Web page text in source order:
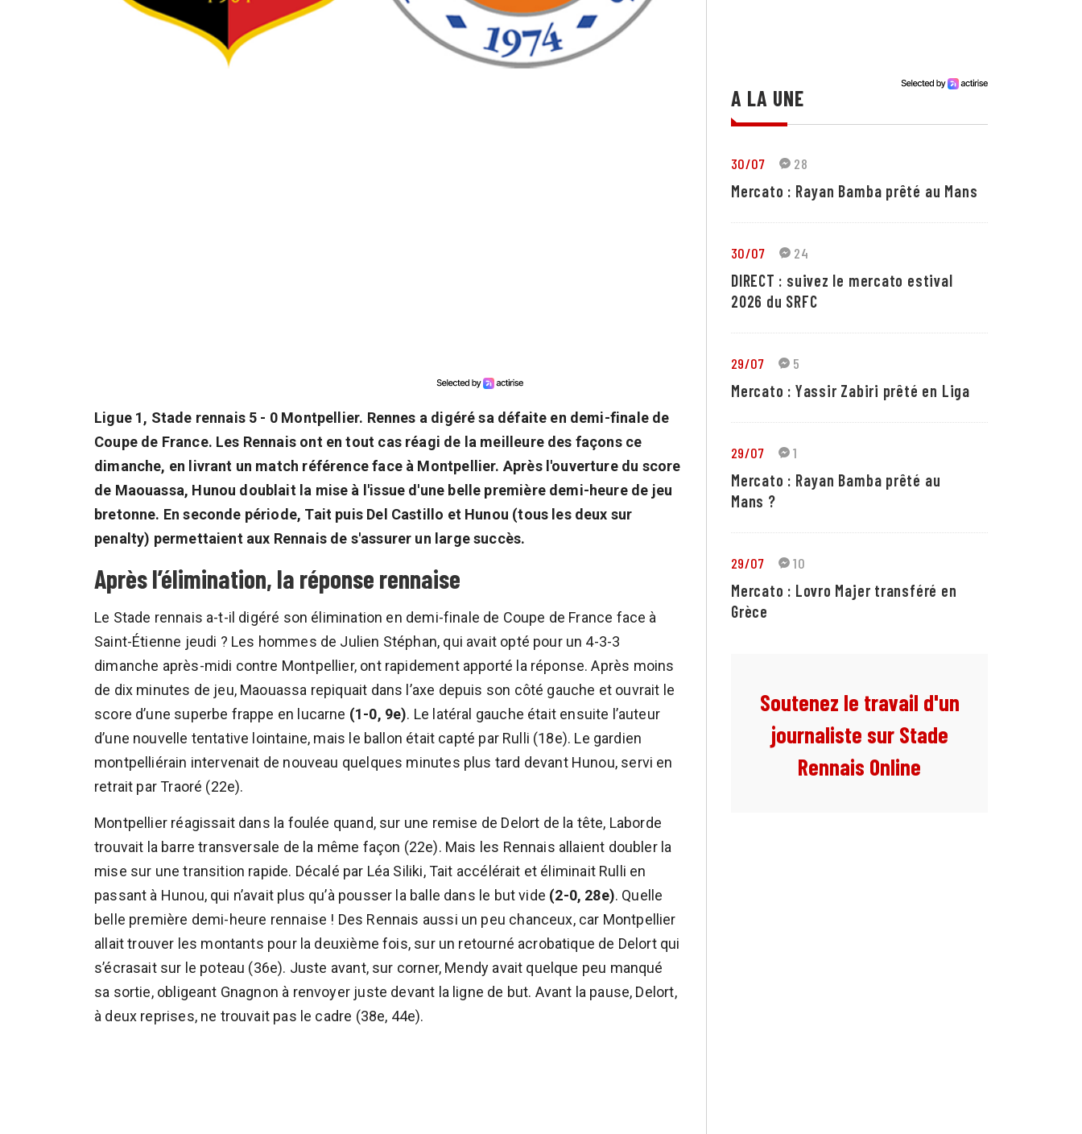
Ligue 1, Stade rennais 5 - 0 Montpellier. Rennes a digéré sa défaite en demi-finale de
Coupe de France. Les Rennais ont en tout cas réagi de la meilleure des façons ce
dimanche, en livrant un match référence face à Montpellier. Après l'ouverture du score
de Maouassa, Hunou doublait la mise à l'issue d'une belle première demi-heure de jeu
bretonne. En seconde période, Tait puis Del Castillo et Hunou (tous les deux sur
penalty) permettaient aux Rennais de s'assurer un large succès.
Après l’élimination, la réponse rennaise
Le Stade rennais a-t-il digéré son élimination en demi-finale de Coupe de France face à
Saint-Étienne jeudi ? Les hommes de Julien Stéphan, qui avait opté pour un 4-3-3
dimanche après-midi contre Montpellier, ont rapidement apporté la réponse. Après moins
de dix minutes de jeu, Maouassa repiquait dans l’axe depuis son côté gauche et ouvrait le
score d’une superbe frappe en lucarne (1-0, 9e). Le latéral gauche était ensuite l’auteur
d’une nouvelle tentative lointaine, mais le ballon était capté par Rulli (18e). Le gardien
montpelliérain intervenait de nouveau quelques minutes plus tard devant Hunou, servi en
retrait par Traoré (22e).
Montpellier réagissait dans la foulée quand, sur une remise de Delort de la tête, Laborde
trouvait la barre transversale de la même façon (22e). Mais les Rennais allaient doubler la
mise sur une transition rapide. Décalé par Léa Siliki, Tait accélérait et éliminait Rulli en
passant à Hunou, qui n’avait plus qu’à pousser la balle dans le but vide (2-0, 28e). Quelle
belle première demi-heure rennaise ! Des Rennais aussi un peu chanceux, car Montpellier
allait trouver les montants pour la deuxième fois, sur un retourné acrobatique de Delort qui
s’écrasait sur le poteau (36e). Juste avant, sur corner, Mendy avait quelque peu manqué
sa sortie, obligeant Gnagnon à renvoyer juste devant la ligne de but. Avant la pause, Delort,
à deux reprises, ne trouvait pas le cadre (38e, 44e).
A LA UNE
30/07 28
Mercato : Rayan Bamba prêté au Mans
30/07 24
DIRECT : suivez le mercato estival
2026 du SRFC
29/07 5
Mercato : Yassir Zabiri prêté en Liga
29/07 1
Mercato : Rayan Bamba prêté au
Mans ?
29/07 10
Mercato : Lovro Majer transféré en
Grèce
Soutenez le travail d'un
journaliste sur Stade
Rennais Online